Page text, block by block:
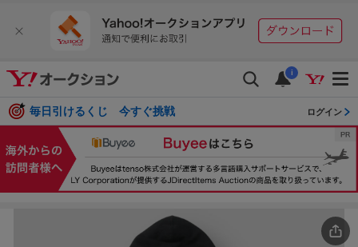
i
毎日引けるくじ 今すぐ挑戦 ログイン